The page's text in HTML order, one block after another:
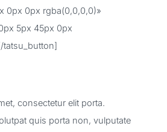
0px 0px rgba(0,0,0,0)»
5px 45px 0px
tatsu_button]
consectetur elit porta.
quis porta non, vulputate